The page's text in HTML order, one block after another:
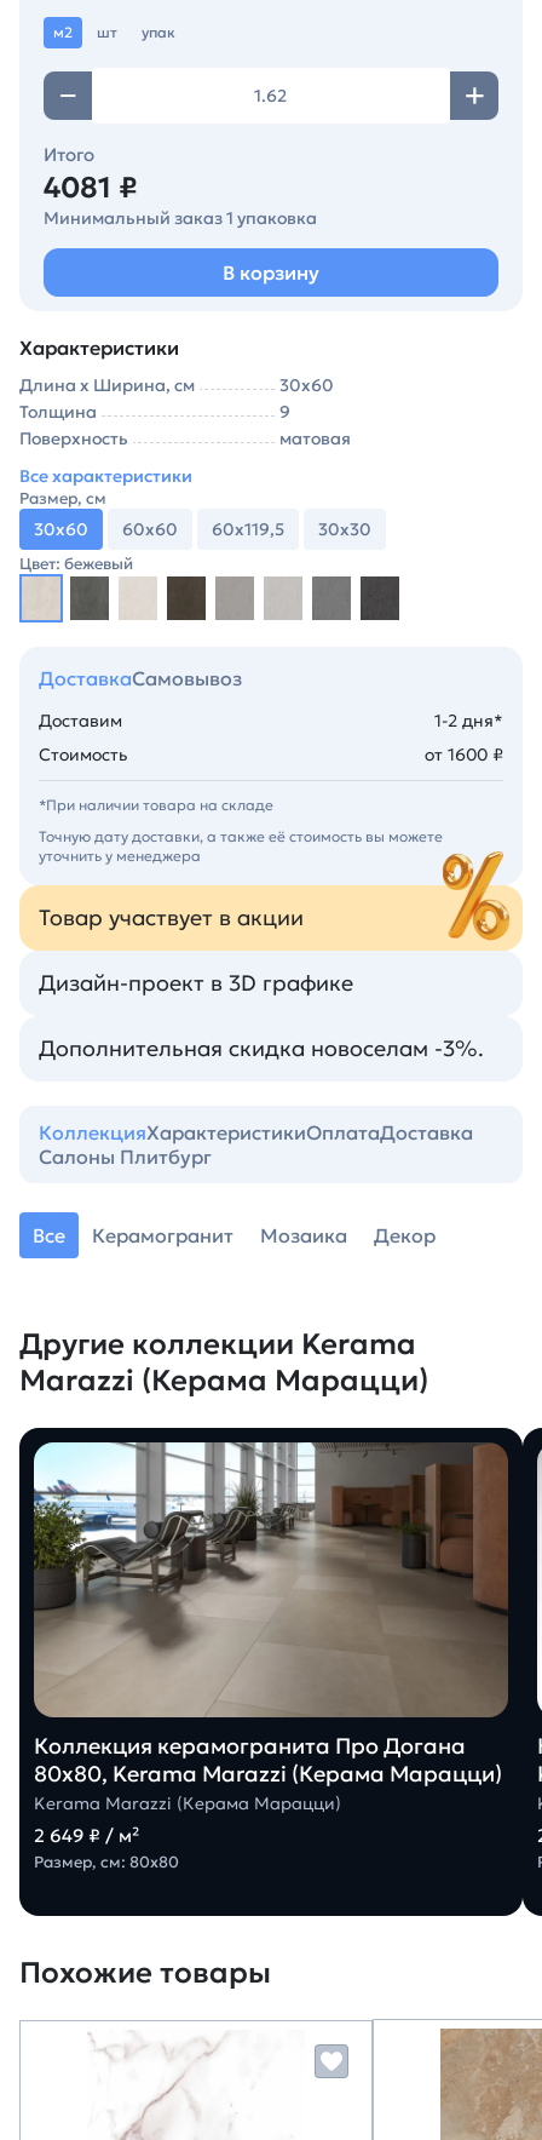
м2 шт упак
Итого
4081 ₽
Минимальный заказ 1 упаковка
В корзину
Характеристики
Длина х Ширина, см
30х60
Толщина
9
Поверхность
матовая
Все характеристики
Размер, см
30х60 60х60 60х119,5 30х30
Цвет: бежевый
ДоставкаСамовывоз
Доставим
1-2 дня*
Стоимость
от 1600 ₽
*При наличии товара на складе
Точную дату доставки, а также её стоимость вы можете
уточнить у менеджера
Товар участвует в акции
Дизайн-проект в 3D графике
Дополнительная скидка новоселам -3%.
КоллекцияХарактеристикиОплатаДоставка
Салоны Плитбург
Все Керамогранит Мозаика Декор
Другие коллекции Kerama
Marazzi (Керама Марацци)
Коллекция керамогранита Про Догана
80х80, Kerama Marazzi (Керама Марацци)
Kerama Marazzi (Керама Марацци)
2 649 ₽ / м²
Размер, см: 80х80
Похожие товары